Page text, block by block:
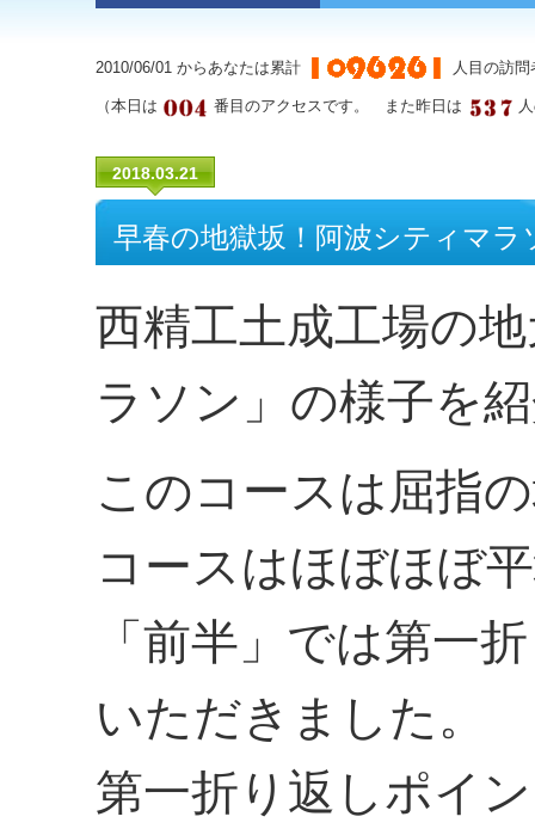
2010/06/01 からあなたは累計 人目の訪
（本日は 番目のアクセスです。 また昨日は
2018.03.21
早春の地獄坂！阿波シティマ
西精工土成工場の
ラソン」の様子を
このコースは屈指
コースはほぼほぼ
「前半」では第一
いただきました。
第一折り返しポイ